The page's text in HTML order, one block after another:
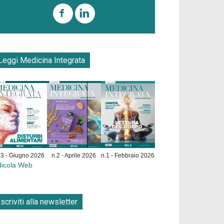
Medicina Integrata
- Giugno 2026 n.2 - Aprile 2026 n.1 - Febbraio 2026
Web
alla newsletter